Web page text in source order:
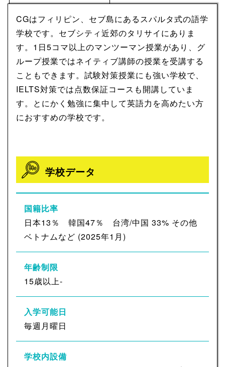
CGはフィリピン、セブ島にあるスパルタ式の語学
学校です。セブシティ近郊のタリサイにありま
す。1日5コマ以上のマンツーマン授業があり、グ
ループ授業ではネイティブ講師の授業を受講する
こともできます。試験対策授業にも強い学校で、
IELTS対策では点数保証コースも開講していま
す。とにかく勉強に集中して英語力を高めたい方
におすすめの学校です。
学校データ
国籍比率
日本13％ 韓国47％ 台湾/中国 33% その他
ベトナムなど (2025年1月)
年齢制限
15歳以上-
入学可能日
毎週月曜日
学校内設備